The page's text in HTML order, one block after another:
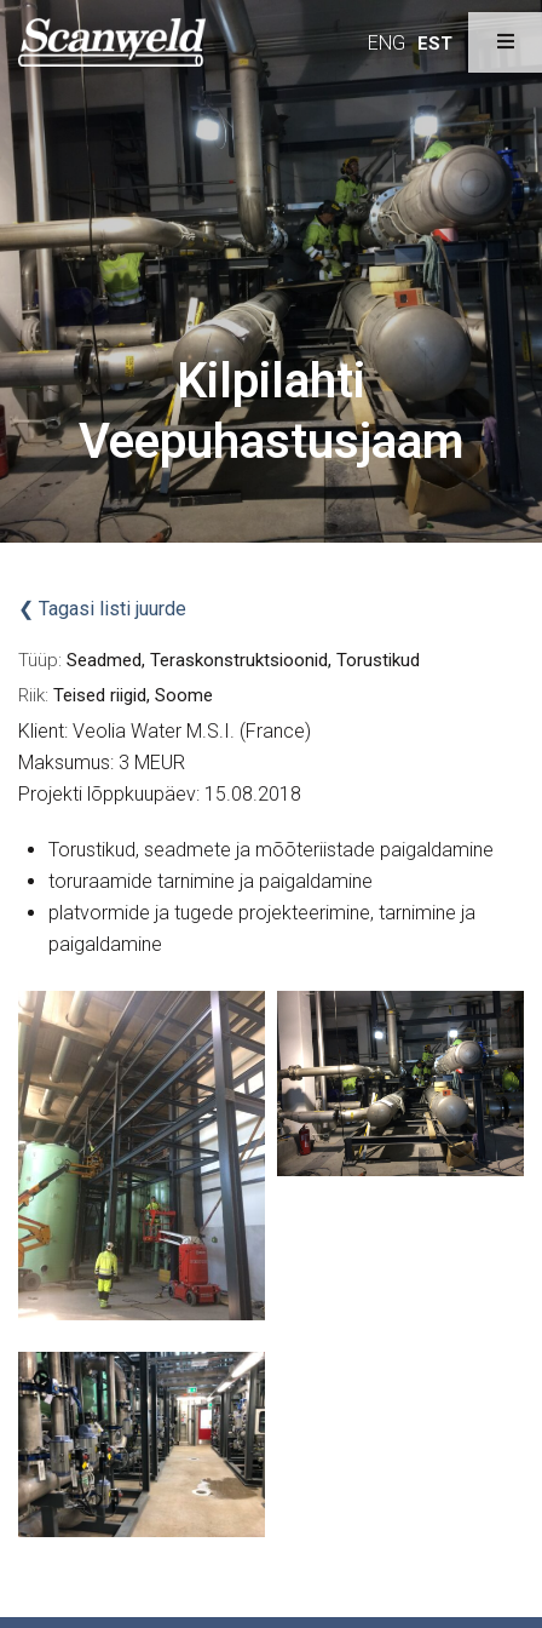
ENG EST
Kilpilahti
Veepuhastusjaam
Tagasi listi juurde
Tüüp: Seadmed, Teraskonstruktsioonid, Torustikud
Riik: Teised riigid, Soome
Klient: Veolia Water M.S.I. (France)
Maksumus: 3 MEUR
Projekti lõppkuupäev: 15.08.2018
Torustikud, seadmete ja mõõteriistade paigaldamine
toruraamide tarnimine ja paigaldamine
platvormide ja tugede projekteerimine, tarnimine ja
paigaldamine